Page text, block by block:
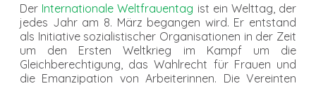
Der Internationale Weltfrauentag ist ein Welttag, der
jedes Jahr am 8. März begangen wird. Er entstand
als Initiative sozialistischer Organisationen in der Zeit
um den Ersten Weltkrieg im Kampf um die
Gleichberechtigung, das Wahlrecht für Frauen und
die Emanzipation von Arbeiterinnen. Die Vereinten